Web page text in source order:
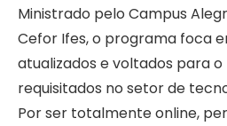
Ministrado pelo Campus
Cefor Ifes, o programa foca
atualizados e voltados para
requisitados no setor de
Por ser totalmente online,